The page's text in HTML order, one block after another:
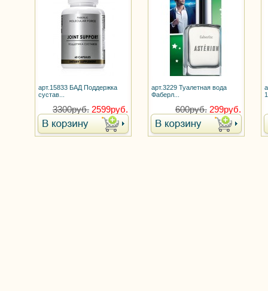
арт.15833 БАД Поддержка
сустав...
3300руб. 2599руб.
арт.3229 Туалетная вода
Фаберл...
600руб. 299руб.